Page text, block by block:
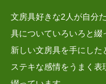
文房具好きな2人が自分
具についていろいろと綴
新しい文房具を手にし
ステキな感情をうまく